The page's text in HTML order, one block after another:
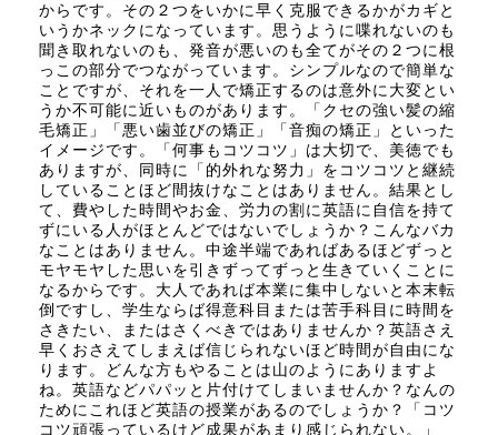
からです。その２つをいかに早く克服できるかがカギと
いうかネックになっています。思うように喋れないのも
聞き取れないのも、発音が悪いのも全てがその２つに根
っこの部分でつながっています。シンプルなので簡単な
ことですが、それを一人で矯正するのは意外に大変とい
うか不可能に近いものがあります。「クセの強い髪の縮
毛矯正」「悪い歯並びの矯正」「音痴の矯正」といった
イメージです。「何事もコツコツ」は大切で、美徳でも
ありますが、同時に「的外れな努力」をコツコツと継続
していることほど間抜けなことはありません。結果とし
て、費やした時間やお金、労力の割に英語に自信を持て
ずにいる人がほとんどではないでしょうか？こんなバカ
なことはありません。中途半端であればあるほどずっと
モヤモヤした思いを引きずってずっと生きていくことに
なるからです。大人であれば本業に集中しないと本末転
倒ですし、学生ならば得意科目または苦手科目に時間を
さきたい、またはさくべきではありませんか？英語さえ
早くおさえてしまえば信じられないほど時間が自由にな
ります。どんな方もやることは山のようにありますよ
ね。英語などパパッと片付けてしまいませんか？なんの
ためにこれほど英語の授業があるのでしょうか？「コツ
コツ頑張っているけど成果があまり感じられない。」